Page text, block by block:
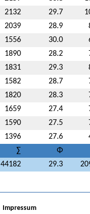
2132 29.7
2039 28.9
1556 30.0
1890 28.2
1831 29.3
1582 28.7
1820 28.3
1659 27.4
1590 27.5
1396 27.6
∑
Φ
44182 29.3
Impressum